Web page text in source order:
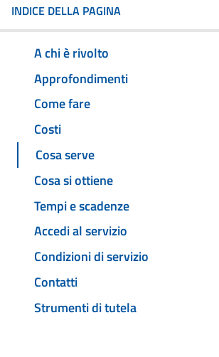
INDICE DELLA PAGINA
A chi è rivolto
Approfondimenti
Come fare
Costi
Cosa serve
Cosa si ottiene
Tempi e scadenze
Accedi al servizio
Condizioni di servizio
Contatti
Strumenti di tutela